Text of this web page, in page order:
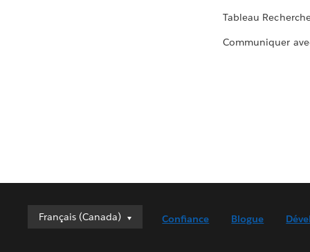
Tableau
Communiquer
Français (Canada)
Français (Canada)
Confiance Blogue